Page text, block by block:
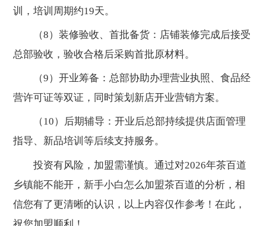
训，培训周期约19天。
（8）装修验收、首批备货：店铺装修完成后接受
总部验收，验收合格后采购首批原材料。
（9）开业筹备：总部协助办理营业执照、食品经
营许可证等双证，同时策划新店开业营销方案。
（10）后期辅导：开业后总部持续提供店面管理
指导、新品培训等后续支持服务。
投资有风险，加盟需谨慎。通过对2026年茶百道
乡镇能不能开，新手小白怎么加盟茶百道的分析，相
信您有了更清晰的认识，以上内容仅作参考！在此，
祝您加盟顺利！